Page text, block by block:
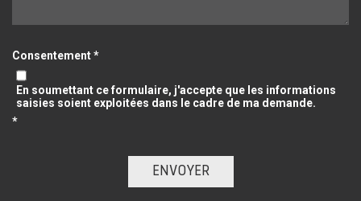
Consentement *
En soumettant ce formulaire, j'accepte que les informations
saisies soient exploitées dans le cadre de ma demande.
*